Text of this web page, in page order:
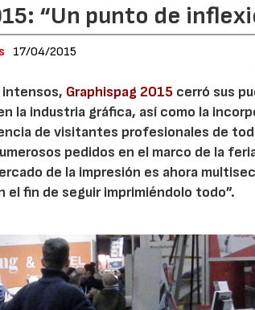
“Un punto de
17/04/2015
intensos, Graphispag 2015 cerró sus
la industria gráfica, así como la
de visitantes profesionales de
pedidos en el marco de la
de la impresión es ahora
el fin de seguir imprimiéndolo todo”.